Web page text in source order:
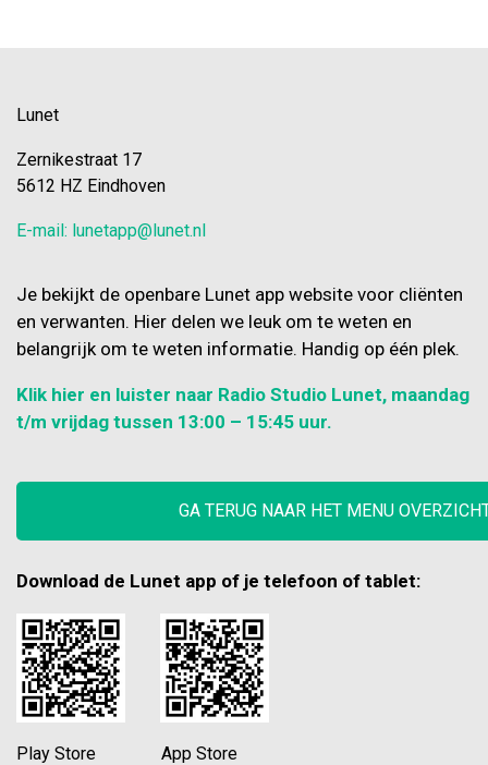
Lunet
Zernikestraat 17
5612 HZ Eindhoven
E-mail: lunetapp@lunet.nl
Je bekijkt de openbare Lunet app website voor cliënten
en verwanten. Hier delen we leuk om te weten en
belangrijk om te weten informatie. Handig op één plek.
Klik hier en luister naar Radio Studio Lunet, maandag
t/m vrijdag tussen 13:00 – 15:45 uur.
GA TERUG NAAR HET MENU
Download de Lunet app of je telefoon of tablet:
Play Store App Store